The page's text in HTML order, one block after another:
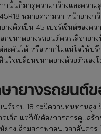
กนั้นก็มาดูความกว้างและความ
หมายความว่า หน้ายางกว้
างคิดเป็น 45 เปอร์เซ็นต์ของคว
กขนาดยางรถยนต์ควรเลือกยา
ละคันได้ หรือหากไม่แน่ใจให้ปรึ
นใจเปลี่ยนขนาดยางด้วยตัวเอง
ายางรถยนต์
ขอบ 18 จะมีความทนทานสูง
เล็ก แต่ก็ยังต้องการการดูแลรัก
ยางเสื่อมสภาพก่อนเวลาอันควร